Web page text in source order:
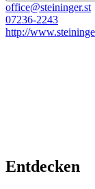
office@steininger.st
07236-2243
http://
Entdecken